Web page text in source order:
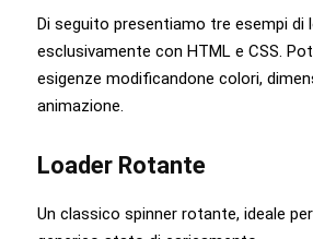
Di seguito presentiamo tre esempi di
esclusivamente con HTML e CSS.
esigenze modificandone colori,
animazione.
Loader Rotante
Un classico spinner rotante, ideale